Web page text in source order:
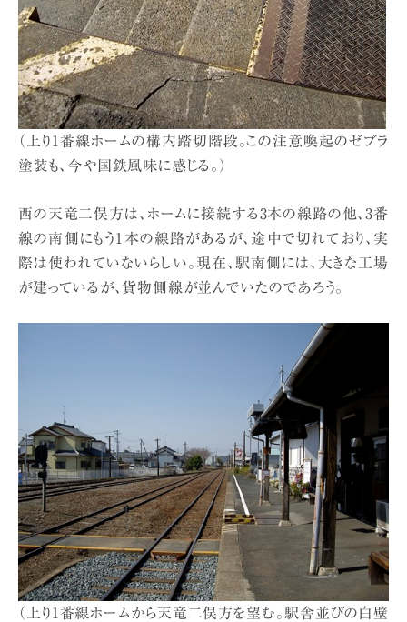
（上り1番線ホームの構内踏切階段。この注意喚起のゼブラ
塗装も、今や国鉄風味に感じる。）
西の天竜二俣方は、ホームに接続する3本の線路の他、3番
線の南側にもう1本の線路があるが、途中で切れており、実
際は使われていないらしい。現在、駅南側には、大きな工場
が建っているが、貨物側線が並んでいたのであろう。
（上り1番線ホームから天竜二俣方を望む。駅舎並びの白壁